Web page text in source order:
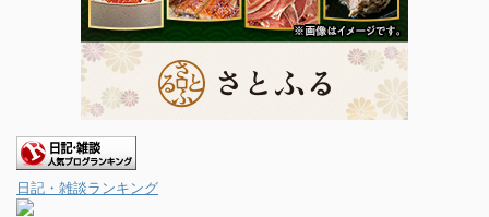
日記・雑談ランキング